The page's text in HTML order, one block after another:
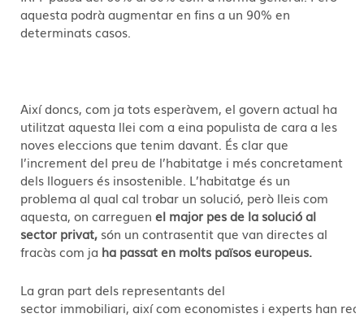
aquesta podrà augmentar en fins a un 90% en
determinats casos.
Així doncs, com ja tots esperàvem, el govern actual ha
utilitzat aquesta llei com a eina populista de cara a les
noves eleccions que tenim davant. És clar que
l’increment del preu de l’habitatge i més concretament
dels lloguers és insostenible. L’habitatge és un
problema al qual cal trobar un solució, però lleis com
aquesta, on carreguen el major pes de la solució al
sector privat, són un contrasentit que van directes al
fracàs com ja ha passat en molts països europeus.
La gran part dels representants del
sector immobiliari, així com economistes i experts han